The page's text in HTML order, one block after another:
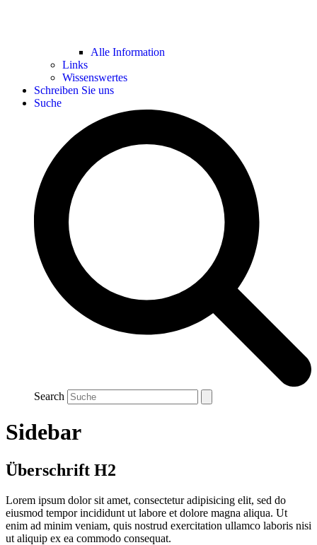
Alle Information
Links
Wissenswertes
Schreiben Sie uns
Suche
Search
Sidebar
Überschrift H2
Lorem ipsum dolor sit amet, consectetur adipisicing elit, sed do
eiusmod tempor incididunt ut labore et dolore magna aliqua. Ut
enim ad minim veniam, quis nostrud exercitation ullamco laboris nisi
ut aliquip ex ea commodo consequat.